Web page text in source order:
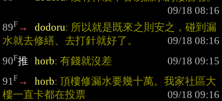
89F → dodoru: 所以就是既來之則安之，碰到漏
水就去修繕、去打針就好了。
90F推 horb: 有錢就沒差
91F → horb: 頂樓修漏水要幾十萬。我家社區大
樓一直卡都在投票